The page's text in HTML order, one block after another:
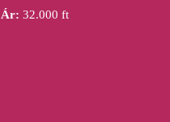
Ár: 32.000 ft